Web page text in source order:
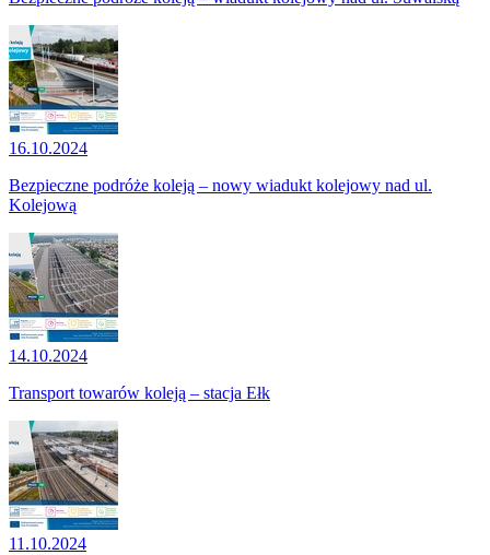
16.10.2024
Bezpieczne podróże koleją – nowy wiadukt kolejowy nad ul.
Kolejową
14.10.2024
Transport towarów koleją – stacja Ełk
11.10.2024